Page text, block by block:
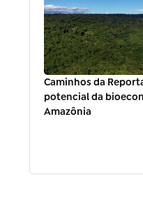
Caminhos da
potencial da
Amazônia